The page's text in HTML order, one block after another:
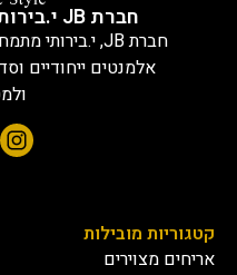
חברת JB י.בירותי - יבואנים רשמיים
אלמנטים ייחודיים
קטגוריות מובילות
אריחים מצוירים